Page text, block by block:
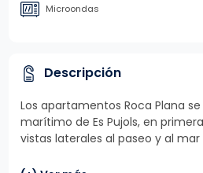
Microondas
Descripción
Los apartamentos Roca Plana
marítimo de Es Pujols, en
vistas laterales al paseo y al mar